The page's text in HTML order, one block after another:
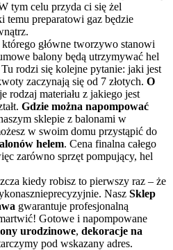
tym celu przyda ci się żel
temu preparatowi gaz będzie
którego główne tworzywo stanowi
balony będą utrzymywać hel
rodzi się kolejne pytanie: jaki jest
zaczynają się od 7 złotych. O
rodzaj materiału z jakiego jest
Gdzie można napompować
sklepie z balonami w
w swoim domu przystąpić do
helem. Cena finalna całego
zarówno sprzęt pompujący, hel
kiedy robisz to pierwszy raz – że
Nasz Sklep
gwarantuje profesjonalną
Gotowe i napompowane
urodzinowe, dekoracje na
pod wskazany adres.